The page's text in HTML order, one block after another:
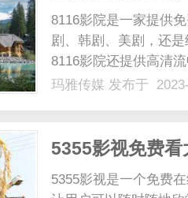
8116影院是一家提供
剧、韩剧、美剧，还
8116影院还提供高清
受。在8116影院观看
玛雅传媒 发布于
5355影视免费看
5355影视是一个免费